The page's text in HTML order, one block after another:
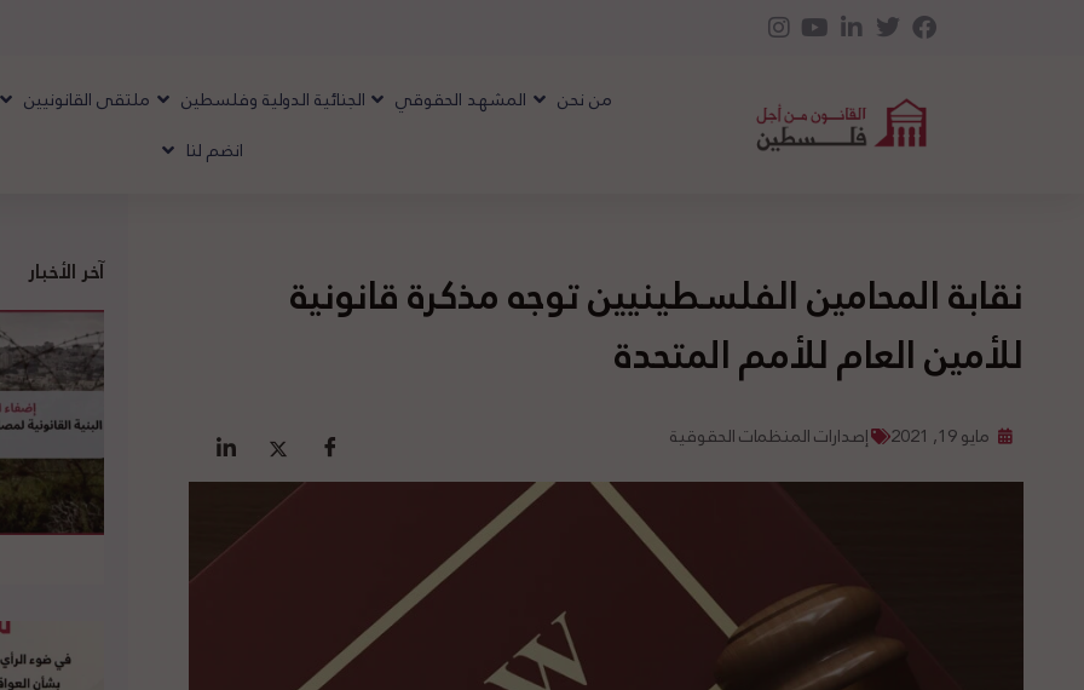
من نحن المشهد الحقوقي الجنائية الدولية وفلسطين ملتقى القانونيين
انضم لنا
نقابة المحامين الفلسطينيين توجه مذكرة قانونية
للأمين العام للأمم المتحدة
مايو 19, 2021 إصدارات المنظمات الحقوقية
آخر الأخبار